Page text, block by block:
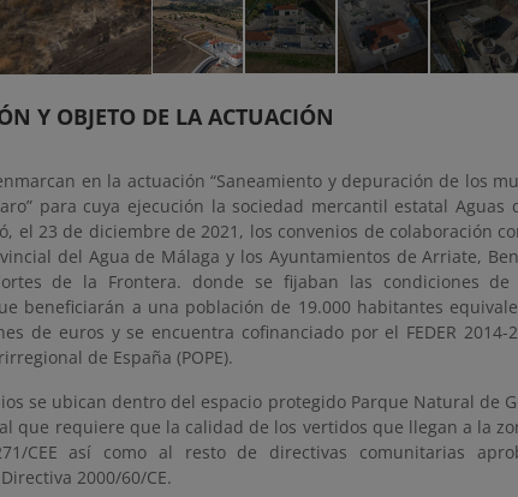
Y OBJETO DE LA ACTUACIÓN
en la actuación “Saneamiento y depuración de los
para cuya ejecución la sociedad mercantil estatal Aguas
el 23 de diciembre de 2021, los convenios de colaboración
del Agua de Málaga y los Ayuntamientos de Arriate,
de la Frontera. donde se fijaban las condiciones de
beneficiarán a una población de 19.000 habitantes
de euros y se encuentra cofinanciado por el FEDER 2014-
de España (POPE).
se ubican dentro del espacio protegido Parque Natural de
que requiere que la calidad de los vertidos que llegan a la
CEE así como al resto de directivas comunitarias
2000/60/CE.